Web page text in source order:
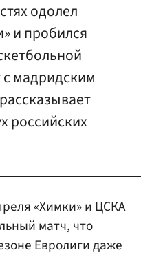
одолел
и пробился
с мадридским
российских
«Химки» и ЦСКА
матч, что
Евролиги даже